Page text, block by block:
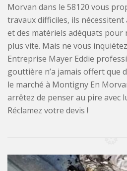
Morvan dans le 58120 vous
travaux difficiles, ils nécessitent
et des matériels adéquats pour
plus vite. Mais ne vous
Entreprise Mayer Eddie
gouttière n’a jamais offert que
le marché à Montigny En
arrêtez de penser au pire avec
Réclamez votre devis !